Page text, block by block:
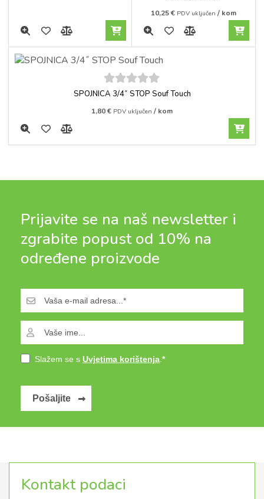
10,25€ PDV uključen / kom
5 out of
SPOJNICA 3/4˝ STOP Souf Touch
1,80€ PDV uključen / kom
Prijavite se na naš newsletter i
zgrabite popust od 10% na
određene proizvode
Slažem se s Uvjetima korištenja.
Pošaljite
Kontakt podaci